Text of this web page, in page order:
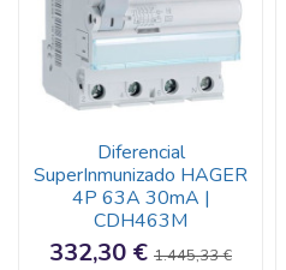
Diferencial
SuperInmunizado HAGER
4P 63A 30mA |
CDH463M
332,30 € 1.445,33 €